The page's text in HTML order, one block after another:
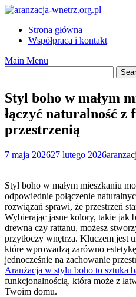
Skip
contentStrona główna
Współpraca i kontakt
Main Menu
Styl boho w małym
łączyć naturalność z
przestrzenią
7 maja 202627 lutego 2026
Styl boho w małym mieszkaniu
odpowiednie połączenie
rozwiązań sprawi, że przestrzeń
Wybierając jasne kolory, takie jak
drewna czy rattanu, możesz
przytłoczy wnętrza. Kluczem jest
które wprowadzą zarówno
jednocześnie na zachowanie
Aranżacja w stylu boho to sztuka
funkcjonalnością, która może z
Twoim domu.